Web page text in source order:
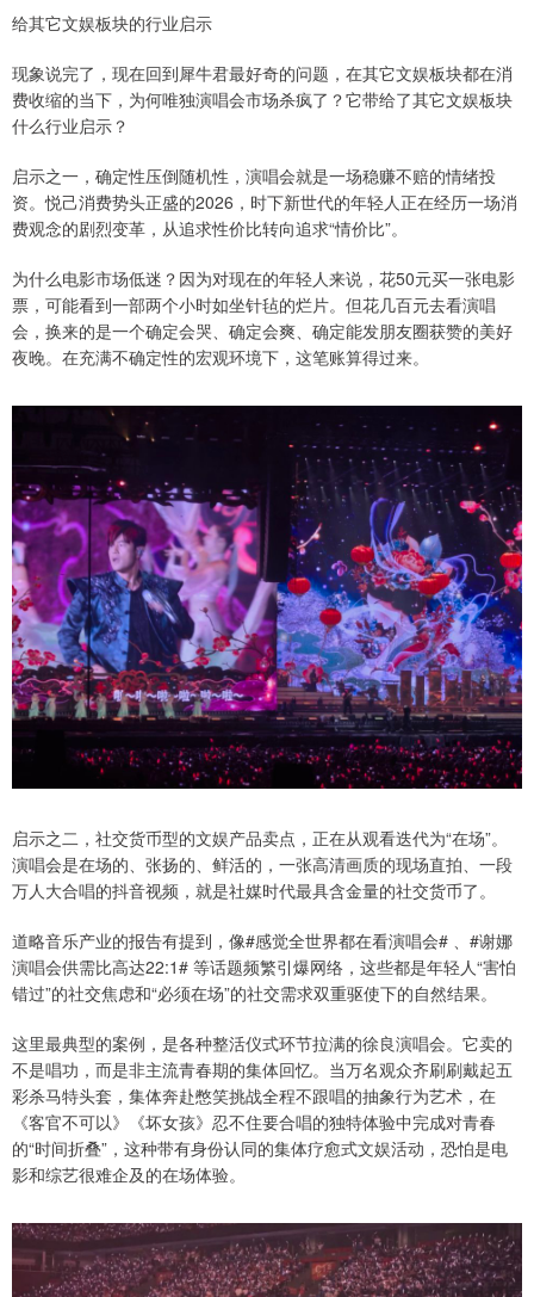
给其它文娱板块的行业启示
现象说完了，现在回到犀牛君最好奇的问题，在其它文娱板块都在消
费收缩的当下，为何唯独演唱会市场杀疯了？它带给了其它文娱板块
什么行业启示？
启示之一，确定性压倒随机性，演唱会就是一场稳赚不赔的情绪投
资。悦己消费势头正盛的2026，时下新世代的年轻人正在经历一场消
费观念的剧烈变革，从追求性价比转向追求“情价比”。
为什么电影市场低迷？因为对现在的年轻人来说，花50元买一张电影
票，可能看到一部两个小时如坐针毡的烂片。但花几百元去看演唱
会，换来的是一个确定会哭、确定会爽、确定能发朋友圈获赞的美好
夜晚。在充满不确定性的宏观环境下，这笔账算得过来。
启示之二，社交货币型的文娱产品卖点，正在从观看迭代为“在场”。
演唱会是在场的、张扬的、鲜活的，一张高清画质的现场直拍、一段
万人大合唱的抖音视频，就是社媒时代最具含金量的社交货币了。
道略音乐产业的报告有提到，像#感觉全世界都在看演唱会# 、#谢娜
演唱会供需比高达22:1# 等话题频繁引爆网络，这些都是年轻人“害怕
错过”的社交焦虑和“必须在场”的社交需求双重驱使下的自然结果。
这里最典型的案例，是各种整活仪式环节拉满的徐良演唱会。它卖的
不是唱功，而是非主流青春期的集体回忆。当万名观众齐刷刷戴起五
彩杀马特头套，集体奔赴憋笑挑战全程不跟唱的抽象行为艺术，在
《客官不可以》《坏女孩》忍不住要合唱的独特体验中完成对青春
的“时间折叠”，这种带有身份认同的集体疗愈式文娱活动，恐怕是电
影和综艺很难企及的在场体验。